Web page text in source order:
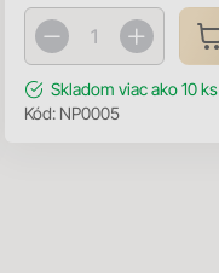
Skladom viac ako 10 ks
Kód: NP0005